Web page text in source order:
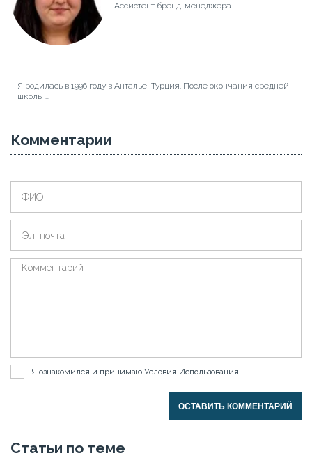
Ассистент бренд-менеджера
Я родилась в 1996 году в Анталье, Турция. После окончания средней
школы ...
Комментарии
Я ознакомился и принимаю Условия Использования.
ОСТАВИТЬ КОММЕНТАРИЙ
Статьи по теме